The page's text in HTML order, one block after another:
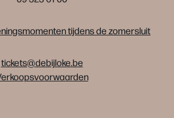
tijdens de zomersluit
tickets@debijloke.be